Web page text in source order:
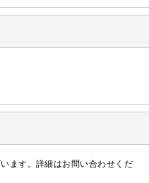
ます。詳細はお問い合わせくだ